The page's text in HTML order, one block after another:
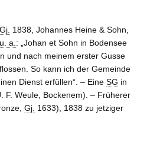
Gj. 1838, Johannes Heine & Sohn,
u. a.: „Johan et Sohn in Bodensee
und nach meinem erster Gusse
So kann ich der Gemeinde
Dienst erfüllen“. – Eine SG in
F. Weule, Bockenem). – Früherer
Gj. 1633), 1838 zu jetziger